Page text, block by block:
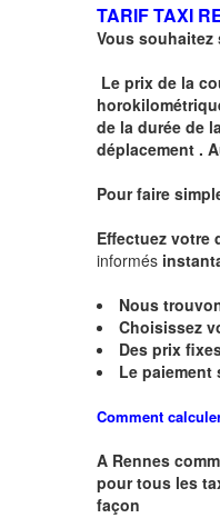
TARIF TAXI
Vous
Le prix de la
de la durée de
déplacement .
Pour faire
Effectuez votre
informés
Nous
Choisissez
Des prix
Le paiement
Comment
A Rennes
pour tous les
façon